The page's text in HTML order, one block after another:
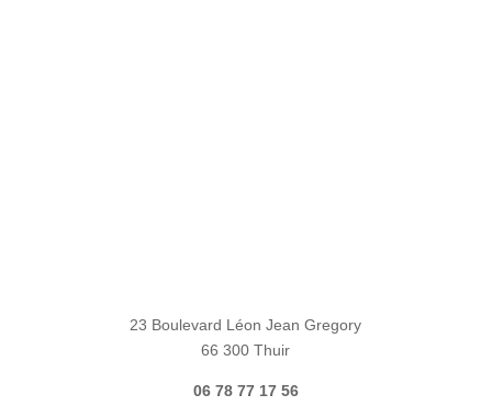
23 Boulevard Léon Jean Gregory
66 300 Thuir
06 78 77 17 56